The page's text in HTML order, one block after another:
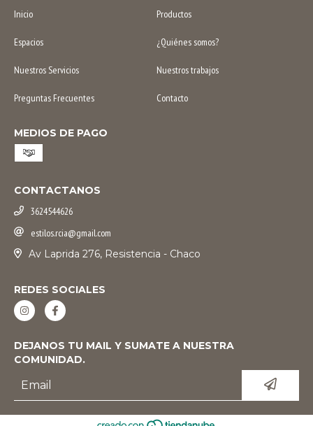
Inicio
Productos
Espacios ¿Quiénes somos?
Nuestros Servicios Nuestros trabajos
Preguntas Frecuentes Contacto
MEDIOS DE PAGO
CONTACTANOS
3624544626
estilos.rcia@gmail.com
Av Laprida 276, Resistencia - Chaco
REDES SOCIALES
DEJANOS TU MAIL Y SUMATE A NUESTRA
COMUNIDAD.